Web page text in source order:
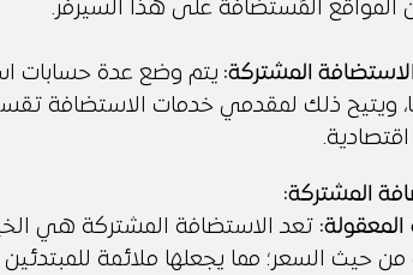
المشتركة: يتم وضع عدة حسابات
ويتيح ذلك لمقدمي خدمات الاستضافة
المشتركة:
المعقولة: تعد الاستضافة المشتركة هي
من حيث السعر؛ مما يجعلها ملائمة للمبتدئين